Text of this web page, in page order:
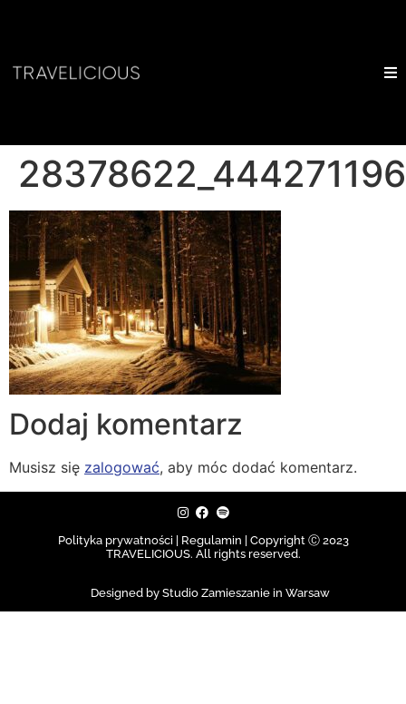
Dodaj komentarz
Musisz się zalogować, aby móc dodać komentarz.
Polityka prywatności | Regulamin | Copyright Ⓒ 2023
TRAVELICIOUS. All rights reserved.
Designed by Studio Zamieszanie in Warsaw